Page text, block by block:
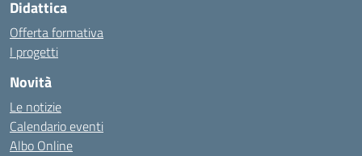
Didattica
Offerta formativa
I progetti
Novità
Le notizie
Calendario eventi
Albo Online